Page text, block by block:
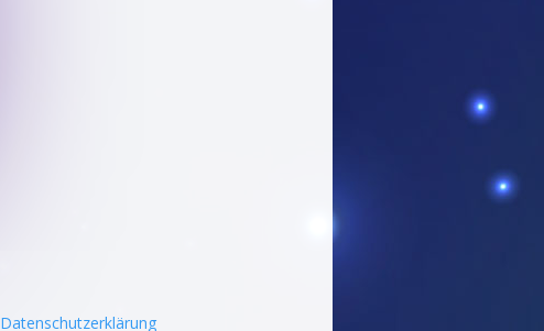
Datenschutzerklärung